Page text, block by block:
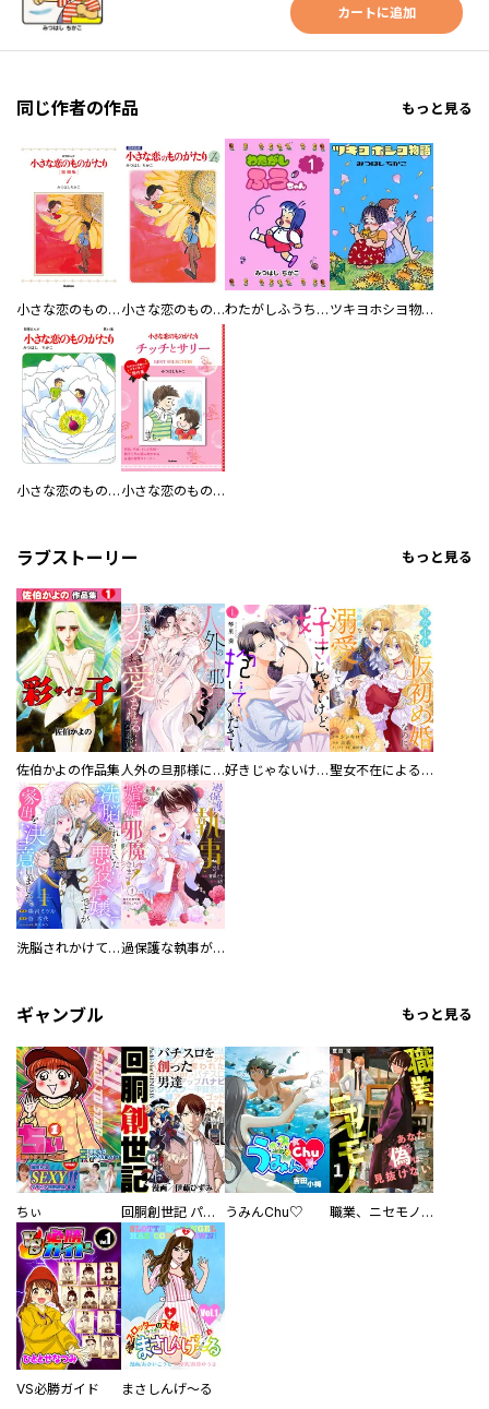
カートに追加
同じ作者の作品 もっと見る
小さな恋のものがたり 復刻版 小さな恋のものがたり 電子特別編集版 わたがしふうちゃん ツキヨホシヨ物語
小さな恋のものがたり 小さな恋のものがたり チッチとサリー BEST SELECTION
ラブストーリー もっと見る
佐伯かよの作品集 人外の旦那様に娶られ毎晩ナカまで愛される…。アンソロジー 好きじゃないけど、抱いてください【電子単行本版／特典おまけ付き】 聖女不在による仮初め婚なのに、不器用な王太子に溺愛されています【電子単行本版／特典おまけ付き】
洗脳されかけていた悪役令嬢ですが家出を決意しました。【電子単行本版／特典おまけ付き】 過保護な執事が私の婚活を邪魔してきます！ 分冊版
ギャンブル もっと見る
ちぃ 回胴創世記 パチスロを創った男達 うみんChu♡ 職業、ニセモノ～あなたに偽は見抜けない【電子単行本版】
VS必勝ガイド まさしんげ～る